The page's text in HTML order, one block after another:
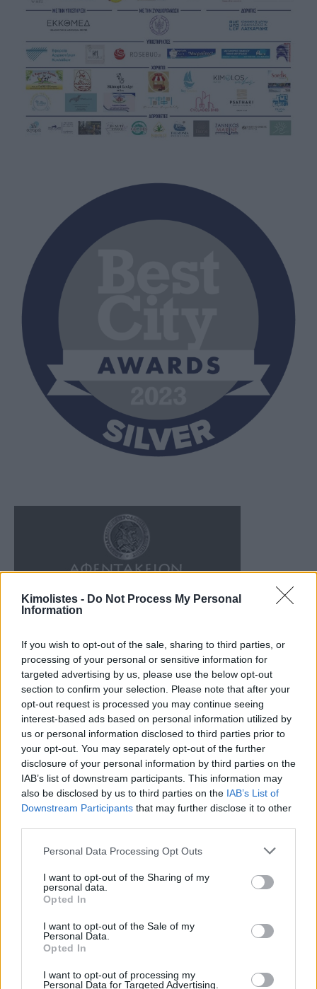
Kimolistes - Do Not Process My Personal
Information
If you wish to opt-out of the sale, sharing to third parties, or
processing of your personal or sensitive information for
targeted advertising by us, please use the below opt-out
section to confirm your selection. Please note that after your
opt-out request is processed you may continue seeing
interest-based ads based on personal information utilized by
us or personal information disclosed to third parties prior to
your opt-out. You may separately opt-out of the further
disclosure of your personal information by third parties on the
IAB’s list of downstream participants. This information may
also be disclosed by us to third parties on the IAB’s List of
Downstream Participants that may further disclose it to other
Please note that this website/app uses one or more Google
not limited to your visit or usage behaviour. You may click to
grant or deny consent to Google and its third-party tags to
use your data for below specified purposes in below Google
consent section.
Personal Data Processing Opt Outs
I want to opt-out of the Sharing of my
personal data.
Opted In
I want to opt-out of the Sale of my
Personal Data.
Opted In
I want to opt-out of processing my
Personal Data for Targeted Advertising.